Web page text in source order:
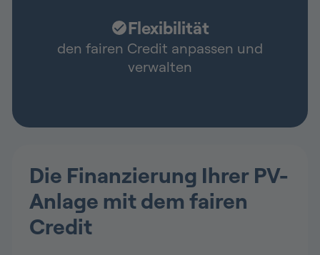
Flexibilität
den fairen Credit anpassen und
verwalten
Die Finanzierung Ihrer PV-
Anlage mit dem fairen
Credit